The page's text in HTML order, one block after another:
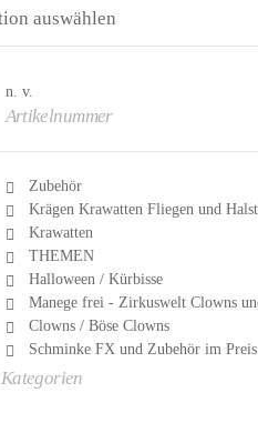
n. v.
Artikelnummer
Zubehör
Krägen Krawatten Fliegen und
Krawatten
THEMEN
Halloween / Kürbisse
Manege frei - Zirkuswelt Clowns
Clowns / Böse Clowns
Schminke FX und Zubehör im Preis
Kategorien